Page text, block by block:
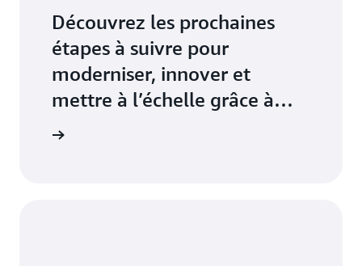
Découvrez les prochaines
étapes à suivre pour
moderniser, innover et
mettre à l’échelle grâce à
une consultation gratuite